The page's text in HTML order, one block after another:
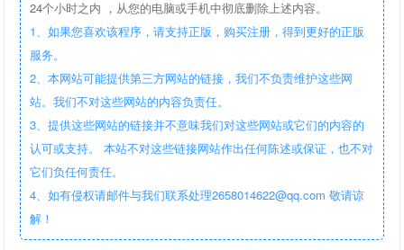
24个小时之内 ，从您的电脑或手机中彻底删除上述内容。
1、如果您喜欢该程序，请支持正版，购买注册，得到更好的正版
服务。
2、本网站可能提供第三方网站的链接，我们不负责维护这些网
站。我们不对这些网站的内容负责任。
3、提供这些网站的链接并不意味我们对这些网站或它们的内容的
认可或支持。 本站不对这些链接网站作出任何陈述或保证，也不对
它们负任何责任。
4、如有侵权请邮件与我们联系处理2658014622@qq.com 敬请谅
解！